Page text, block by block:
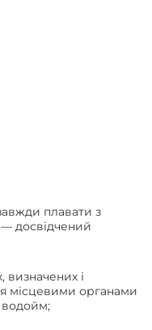
плавати з
досвідчений
визначених і
місцевими органами
водойм;